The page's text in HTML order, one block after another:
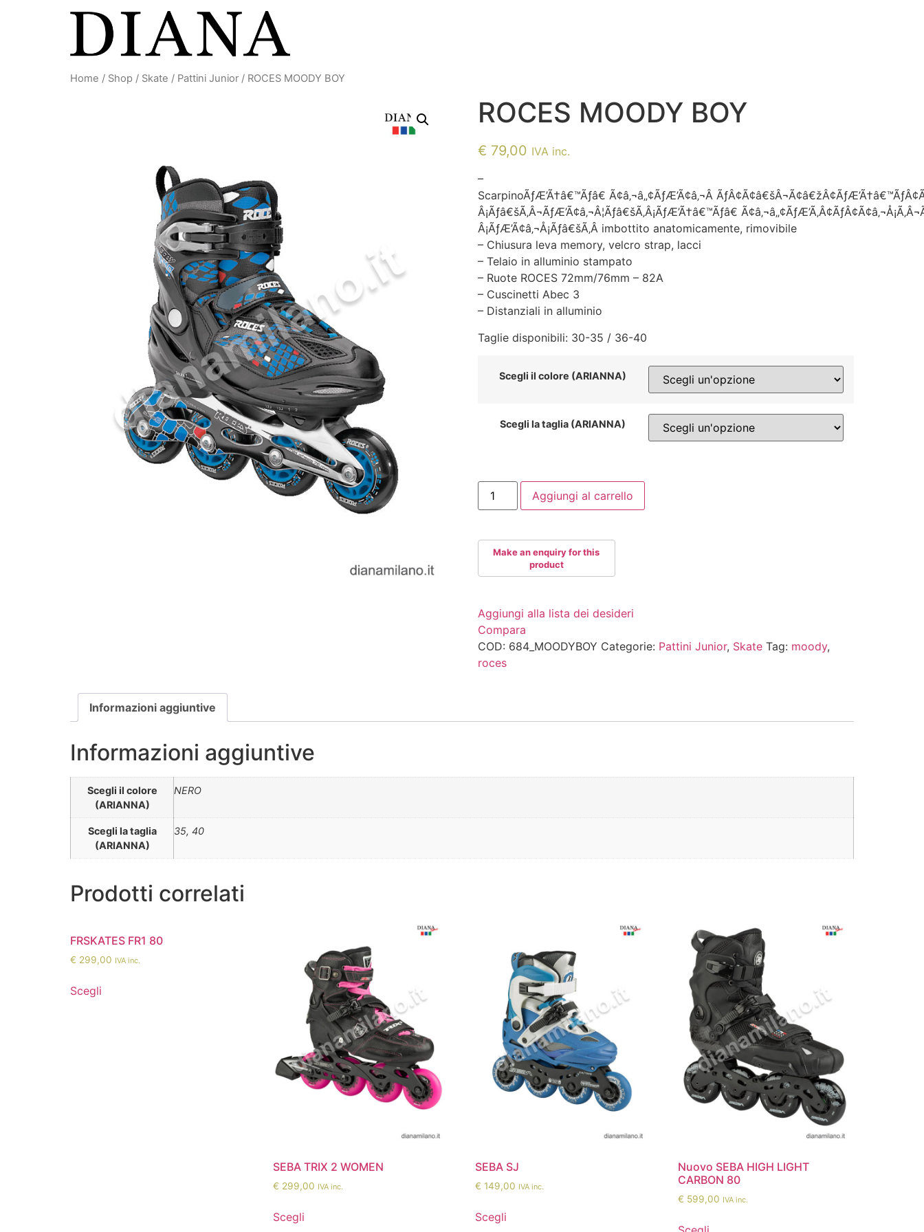
Home / Shop / Skate / Pattini Junior / ROCES MOODY BOY
ROCES MOODY BOY
€ 79,00 IVA inc.
–
ScarpinoÃƒÆ’Ã†â€™Ãƒâ€ Ã¢â‚¬â„¢ÃƒÆ’Ã¢â‚¬Â
Â¡Ãƒâ€šÃ‚Â¬ÃƒÆ’Ã¢â‚¬Â¦Ãƒâ€šÃ‚Â¡ÃƒÆ’Ã†â€™Ãƒâ€
Â¡ÃƒÆ’Ã¢â‚¬Å¡Ãƒâ€šÃ‚Â imbottito anatomicamente, rimovibile
– Chiusura leva memory, velcro strap, lacci
– Telaio in alluminio stampato
– Ruote ROCES 72mm/76mm – 82A
– Cuscinetti Abec 3
– Distanziali in alluminio
Taglie disponibili: 30-35 / 36-40
Scegli il colore (ARIANNA)
Scegli la taglia (ARIANNA)
ROCES
MOODY
BOY
Aggiungi al carrello
Aggiungi alla lista dei desideri
Compara
COD: 684_MOODYBOY Categorie: Pattini Junior, Skate Tag: moody,
roces
Informazioni aggiuntive
Informazioni aggiuntive
Scegli il colore
(ARIANNA)
NERO
Scegli la taglia
(ARIANNA)
35, 40
Prodotti correlati
FRSKATES FR1 80
€ 299,00 IVA inc.
Scegli
SEBA TRIX 2 WOMEN
€ 299,00 IVA inc.
Scegli
SEBA SJ
€ 149,00 IVA inc.
Scegli
Nuovo SEBA HIGH LIGHT
CARBON 80
€ 599,00 IVA inc.